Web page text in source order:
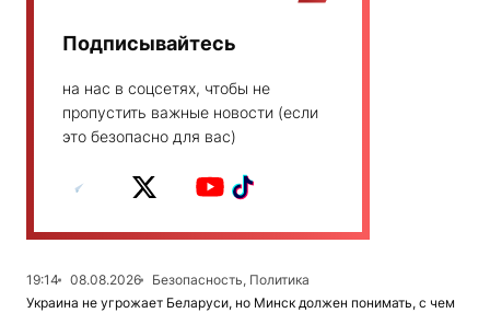
Подписывайтесь
на нас в соцсетях, чтобы не
пропустить важные новости (если
это безопасно для вас)
19:14 08.08.2026
Безопасность, Политика
Украина не угрожает Беларуси, но Минск должен понимать, с чем